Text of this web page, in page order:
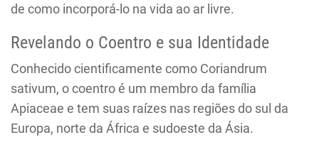
de como incorporá-lo na vida ao ar livre.
Revelando o Coentro e sua Identidade
Conhecido cientificamente como Coriandrum
sativum, o coentro é um membro da família
Apiaceae e tem suas raízes nas regiões do sul da
Europa, norte da África e sudoeste da Ásia.